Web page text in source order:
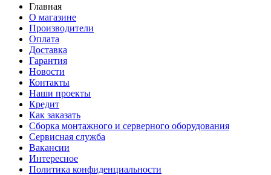
Главная
О магазине
Производители
Оплата
Доставка
Гарантия
Новости
Контакты
Наши проекты
Кредит
Как заказать
Сборка монтажного и серверного оборудования
Сервисная служба
Вакансии
Интересное
Политика конфиденциальности